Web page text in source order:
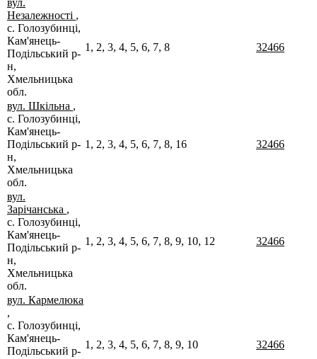
Незалежності ,
с. Голозубинці,
Кам'янець-
Подільський р-
н,
Хмельницька
обл.
1, 2, 3, 4, 5, 6, 7, 8 32466
вул. Шкільна ,
с. Голозубинці,
Кам'янець-
Подільський р-
н,
Хмельницька
обл.
1, 2, 3, 4, 5, 6, 7, 8, 16 32466
вул.
Зарічанська ,
с. Голозубинці,
Кам'янець-
Подільський р-
н,
Хмельницька
обл.
1, 2, 3, 4, 5, 6, 7, 8, 9, 10, 12 32466
вул. Кармелюка
,
с. Голозубинці,
Кам'янець-
Подільський р-
1, 2, 3, 4, 5, 6, 7, 8, 9, 10 32466